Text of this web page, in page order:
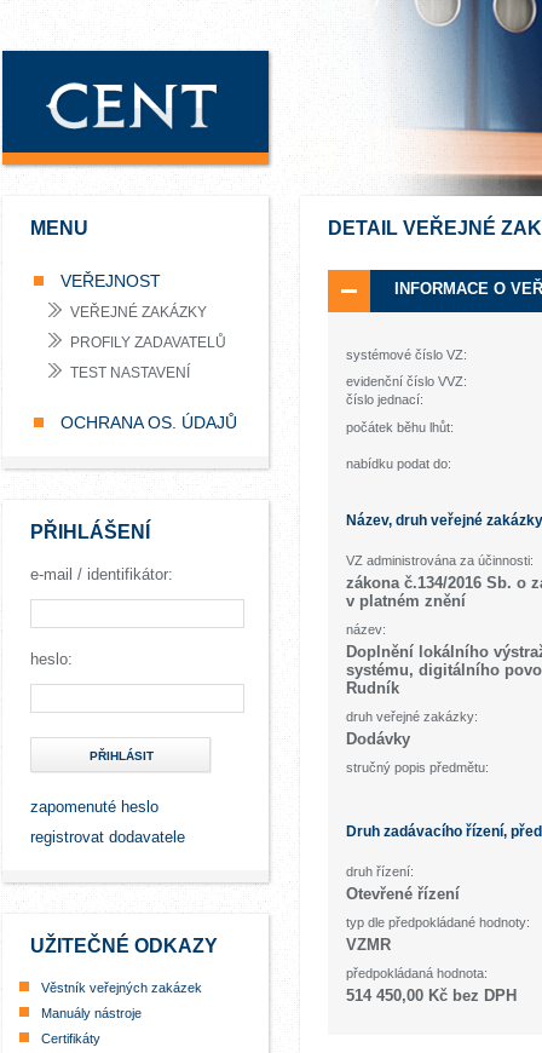
MENU
VEŘEJNOST
VEŘEJNÉ ZAKÁZKY
PROFILY ZADAVATELŮ
TEST NASTAVENÍ
OCHRANA OS. ÚDAJŮ
PŘIHLÁŠENÍ
e-mail / identifikátor:
heslo:
PŘIHLÁSIT
zapomenuté heslo
registrovat dodavatele
UŽITEČNÉ ODKAZY
Věstník veřejných zakázek
Manuály nástroje
Certifikáty
DETAIL VEŘEJNÉ
INFORMACE O
systémové číslo VZ:
evidenční číslo VVZ:
číslo jednací:
počátek běhu lhůt:
nabídku podat do:
Název, druh veřejné
VZ administrována za účinnosti:
zákona č.134/2016 Sb. o
v platném znění
název:
Doplnění lokálního
systému, digitálního
Rudník
druh veřejné zakázky:
Dodávky
stručný popis předmětu:
Druh zadávacího řízení,
druh řízení:
Otevřené řízení
typ dle předpokládané hodnoty:
VZMR
předpokládaná hodnota:
514 450,00 Kč bez DPH